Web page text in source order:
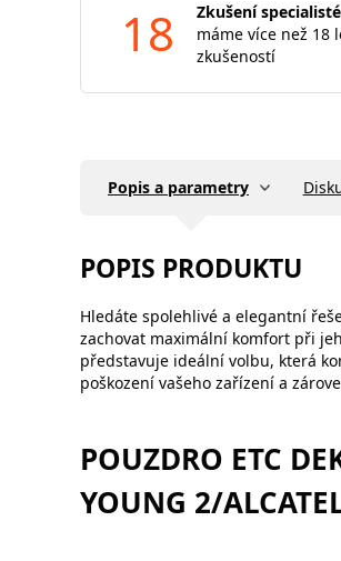
18
Zkušení specialisté
máme více než 18
zkušeností
Popis a parametry
POPIS PRODUKTU
Hledáte spolehlivé a elegantní
zachovat maximální komfort při
představuje ideální volbu, která
poškození vašeho zařízení a
POUZDRO ETC
YOUNG 2/